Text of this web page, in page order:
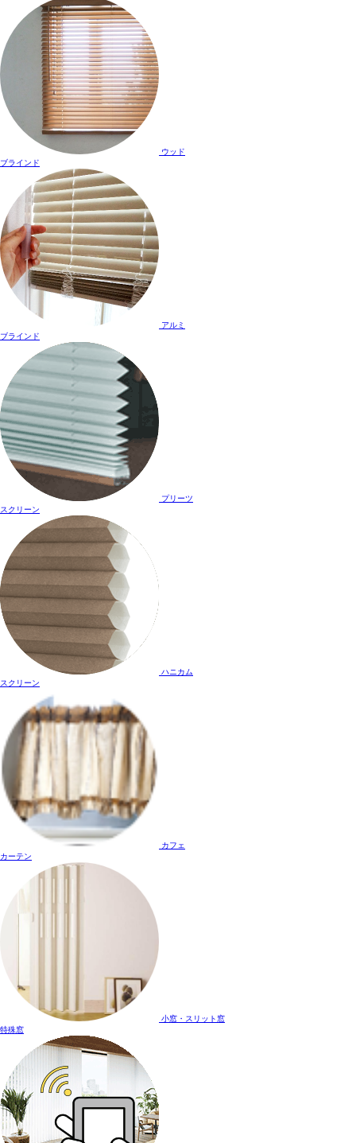
ウッド
ブラインド
アルミ
ブラインド
プリーツ
スクリーン
ハニカム
スクリーン
カフェ
カーテン
小窓・スリット窓
特殊窓